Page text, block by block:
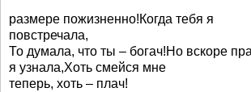
размере пожизненно!Когда тебя я
повстречала,
То думала, что ты – богач!Но вскоре
я узнала,Хоть смейся мне
теперь, хоть – плач!